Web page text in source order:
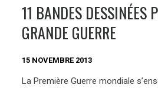
11 BANDES DESSINÉES
GRANDE GUERRE
15 NOVEMBRE 2013
La Première Guerre mondiale